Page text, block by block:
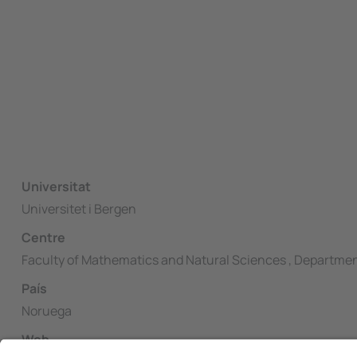
Universitat
Universitet i Bergen
Centre
Faculty of Mathematics and Natural Sciences ,
País
Noruega
Web